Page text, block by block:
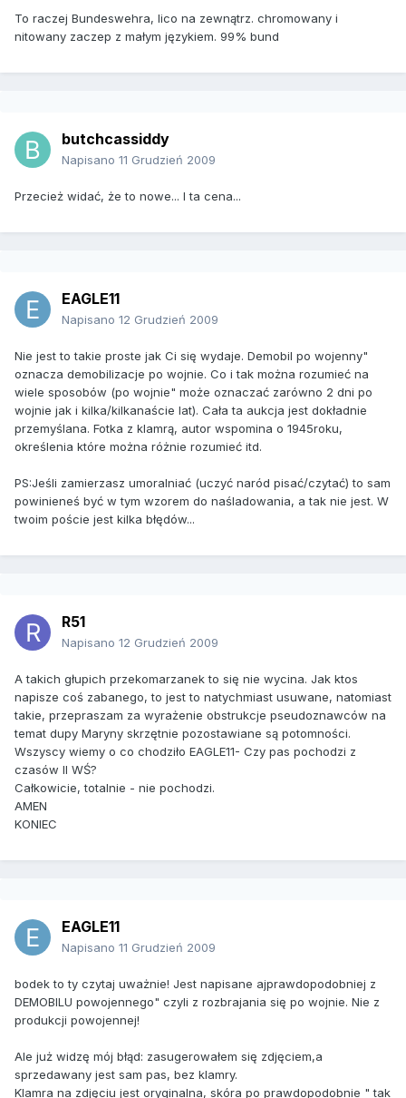
To raczej Bundeswehra, lico na zewnątrz. chromowany i
nitowany zaczep z małym językiem. 99% bund
butchcassiddy
Napisano 11 Grudzień 2009
Przecież widać, że to nowe... I ta cena...
EAGLE11
Napisano 12 Grudzień 2009
Nie jest to takie proste jak Ci się wydaje. Demobil po wojenny"
oznacza demobilizacje po wojnie. Co i tak można rozumieć na
wiele sposobów (po wojnie" może oznaczać zarówno 2 dni po
wojnie jak i kilka/kilkanaście lat). Cała ta aukcja jest dokładnie
przemyślana. Fotka z klamrą, autor wspomina o 1945roku,
określenia które można różnie rozumieć itd.
PS:Jeśli zamierzasz umoralniać (uczyć naród pisać/czytać) to sam
powinieneś być w tym wzorem do naśladowania, a tak nie jest. W
twoim poście jest kilka błędów...
R51
Napisano 12 Grudzień 2009
A takich głupich przekomarzanek to się nie wycina. Jak ktos
napisze coś zabanego, to jest to natychmiast usuwane, natomiast
takie, przepraszam za wyrażenie obstrukcje pseudoznawców na
temat dupy Maryny skrzętnie pozostawiane są potomności.
Wszyscy wiemy o co chodziło EAGLE11- Czy pas pochodzi z
czasów II WŚ?
Całkowicie, totalnie - nie pochodzi.
AMEN
KONIEC
EAGLE11
Napisano 11 Grudzień 2009
bodek to ty czytaj uważnie! Jest napisane ajprawdopodobniej z
DEMOBILU powojennego" czyli z rozbrajania się po wojnie. Nie z
produkcji powojennej!
Ale już widzę mój błąd: zasugerowałem się zdjęciem,a
sprzedawany jest sam pas, bez klamry.
Klamra na zdjęciu jest oryginalna, skóra po prawdopodobnie " tak